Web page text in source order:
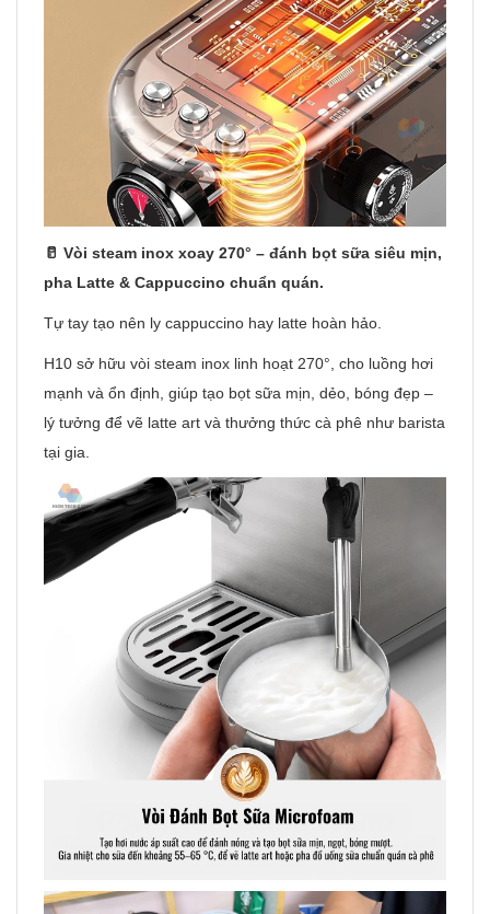
🥛 Vòi steam inox xoay 270° – đánh bọt sữa siêu mịn,
pha Latte & Cappuccino chuẩn quán.
Tự tay tạo nên ly cappuccino hay latte hoàn hảo.
H10 sở hữu vòi steam inox linh hoạt 270°, cho luồng hơi
mạnh và ổn định, giúp tạo bọt sữa mịn, dẻo, bóng đẹp –
lý tưởng để vẽ latte art và thưởng thức cà phê như barista
tại gia.